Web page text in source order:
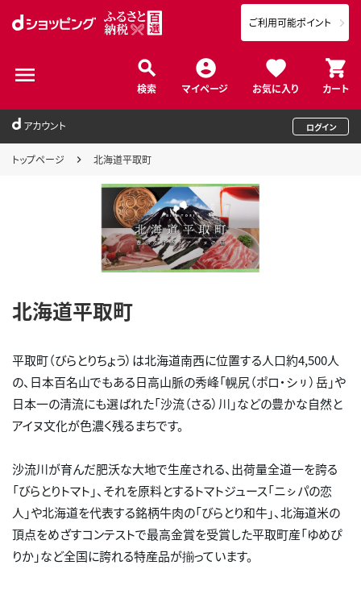
検索 マイページ お気に入り カート
ご利用可能ポイント
アカウント ログイン
トップページ 北海道平取町
北海道平取町
平取町（びらとりちょう）は北海道南西に位置する人口約4,500人
の、日本百名山でもある日高山脈の秀峰「幌尻（ポロ・シㇼ）岳」や
日本一の清流にも選ばれた「沙流（さる）川」などの豊かな自然と
アイヌ文化が色濃く残るまちです。
沙流川が育んだ肥沃な大地で生産される、出荷量全道一を誇る
「びらとりトマト」、それを原料とするトマトジュース「ニㇱパの恋
人」や北海道を代表する銘柄牛肉の「びらとり和牛」、北海道米の
頂点をめざすコンテストで最高金賞を受賞した平取町産「ゆめぴ
りか」など全国に誇れる特産品が揃っています。